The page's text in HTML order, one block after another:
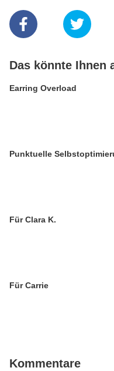
Das könnte Ihnen
Earring Overload
Punktuelle
Für Clara K.
Für Carrie
Kommentare